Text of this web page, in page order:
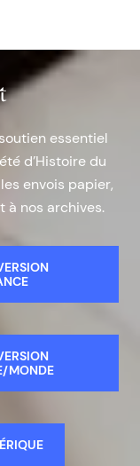
essentiel
d’Histoire du
envois papier,
à nos archives.
MONDE